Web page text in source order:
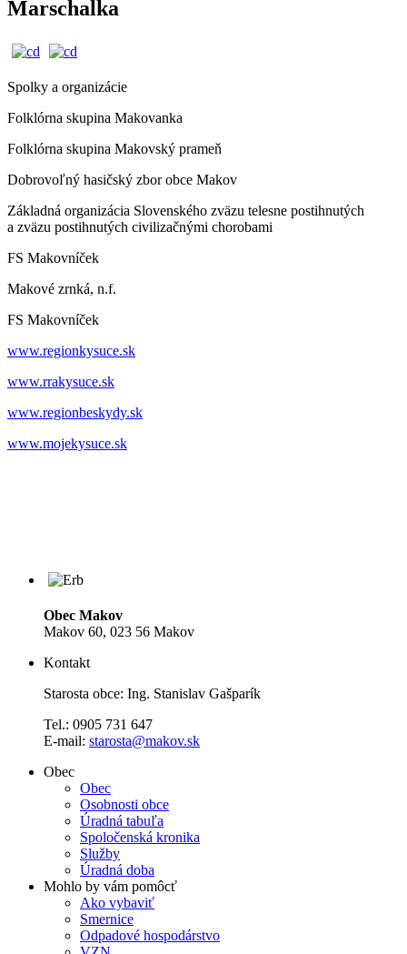
Marschalka
Spolky a organizácie
Folklórna skupina Makovanka
Folklórna skupina Makovský prameň
Dobrovoľný hasičský zbor obce Makov
Základná organizácia Slovenského zväzu telesne postihnutých
a zväzu postihnutých civilizačnými chorobami
FS Makovníček
Makové zrnká, n.f.
FS Makovníček
www.regionkysuce.sk
www.rrakysuce.sk
www.regionbeskydy.sk
www.mojekysuce.sk
Obec Makov
Makov 60, 023 56 Makov
Kontakt
Starosta obce: Ing. Stanislav Gašparík
Tel.: 0905 731 647
E-mail: starosta@makov.sk
Obec
Obec
Osobnosti obce
Úradná tabuľa
Spoločenská kronika
Služby
Úradná doba
Mohlo by vám pomôcť
Ako vybaviť
Smernice
Odpadové hospodárstvo